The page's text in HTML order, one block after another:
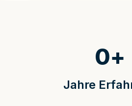
Jahre
0+